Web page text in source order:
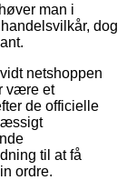
man i
dog
netshoppen
være et
de officielle
til at få
ordre.